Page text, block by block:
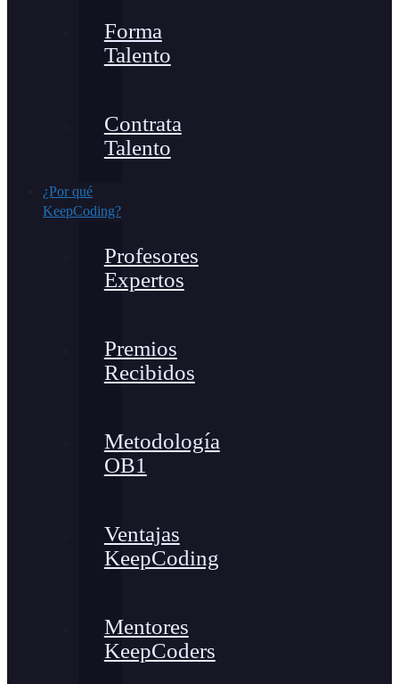
Forma
Talento
Contrata
Talento
¿Por qué
KeepCoding?
Profesores
Expertos
Premios
Recibidos
Metodología
OB1
Ventajas
KeepCoding
Mentores
KeepCoders